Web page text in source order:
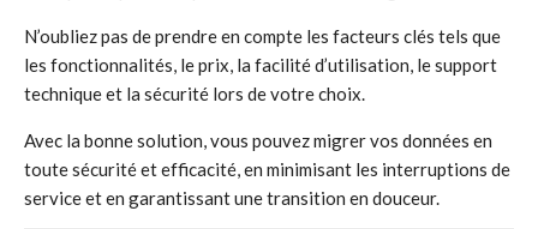
N’oubliez pas de prendre en compte les facteurs clés tels que
les fonctionnalités, le prix, la facilité d’utilisation, le support
technique et la sécurité lors de votre choix.
Avec la bonne solution, vous pouvez migrer vos données en
toute sécurité et efficacité, en minimisant les interruptions de
service et en garantissant une transition en douceur.